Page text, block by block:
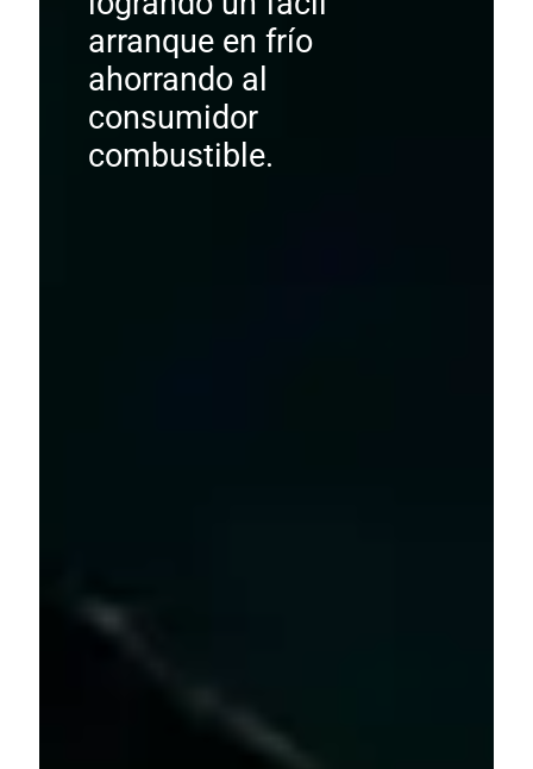
arranque en frío
ahorrando al
consumidor
combustible.